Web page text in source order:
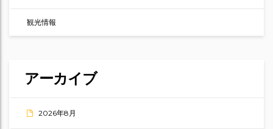
観光情報
アーカイブ
2026年8月